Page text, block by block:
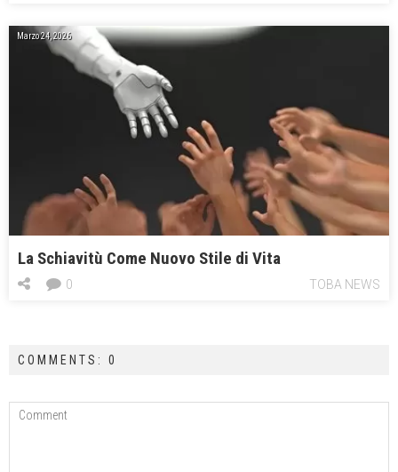
Marzo 24, 2026
La Schiavitù Come Nuovo Stile di Vita
TOBA NEWS
0
COMMENTS: 0